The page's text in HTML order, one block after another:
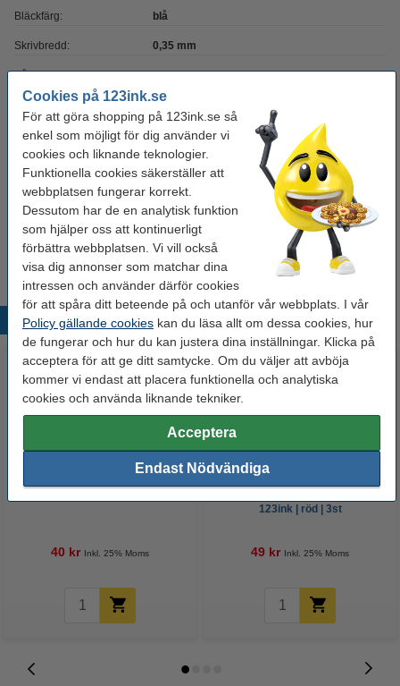
Cookies på 123ink.se
För att göra shopping på 123ink.se så
enkel som möjligt för dig använder vi
cookies och liknande teknologier.
Funktionella cookies säkerställer att
webbplatsen fungerar korrekt.
Dessutom har de en analytisk funktion
som hjälper oss att kontinuerligt
förbättra webbplatsen. Vi vill också
visa dig annonser som matchar dina
intressen och använder därför cookies
för att spåra ditt beteende på och utanför vår webbplats. I vår
Policy gällande cookies kan du läsa allt om dessa cookies, hur
de fungerar och hur du kan justera dina inställningar. Klicka på
acceptera för att ge ditt samtycke. Om du väljer att avböja
kommer vi endast att placera funktionella och analytiska
cookies och använda liknande tekniker.
Acceptera
Endast Nödvändiga
Bläckfärg: blå
Skrivbredd: 0,35 mm
Påfyllningsbar: ja
Antal: 12 st
Vårt artikelnr: 301093
Glöm inte att beställa!
Refill kulspetspenna raderbar | 123ink | blå | 3st
49 kr
Populära produkter
Bläckpenna | 123ink | blå | 10st
40 kr Inkl. 25% Moms
Refill kulspetspenna raderbar |
123ink | röd | 3st
49 kr Inkl. 25% Moms